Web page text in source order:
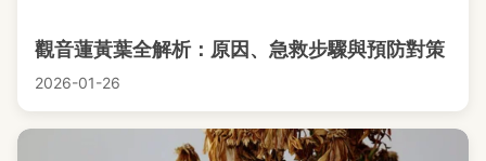
觀音蓮黃葉全解析：原因、急救步驟與預防對策
2026-01-26